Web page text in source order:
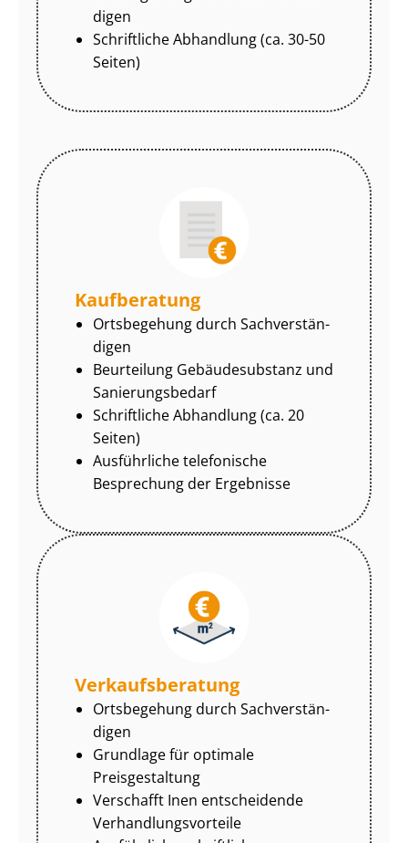
di­gen
Schriftliche Abhandlung (ca. 30-50
Seiten)
Kaufberatung
Ortsbegehung durch Sach­ver­stän­
di­gen
Beurteilung Gebäudesubstanz und
Sa­nie­rungs­be­darf
Schriftliche Abhandlung (ca. 20
Seiten)
Ausführliche telefonische
Besprechung der Ergebnisse
Ver­kaufs­be­ra­tung
Ortsbegehung durch Sach­ver­stän­
di­gen
Grundlage für optimale
Preisgestaltung
Verschafft Inen entscheidende
Ver­hand­lungs­vor­tei­le